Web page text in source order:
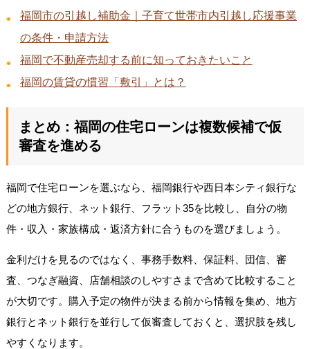
福岡市の引越し補助金｜子育て世帯市内引越し応援事業
の条件・申請方法
福岡で不動産売却する前に知っておきたいこと
福岡の賃貸の慣習「敷引」とは？
まとめ：福岡の住宅ローンは複数候補で仮
審査を進める
福岡で住宅ローンを選ぶなら、福岡銀行や西日本シティ銀行な
どの地方銀行、ネット銀行、フラット35を比較し、自分の物
件・収入・家族構成・返済方針に合うものを選びましょう。
金利だけを見るのではなく、事務手数料、保証料、団信、審
査、つなぎ融資、店舗相談のしやすさまで含めて比較すること
が大切です。購入予定の物件が決まる前から情報を集め、地方
銀行とネット銀行を並行して仮審査しておくと、選択肢を残し
やすくなります。